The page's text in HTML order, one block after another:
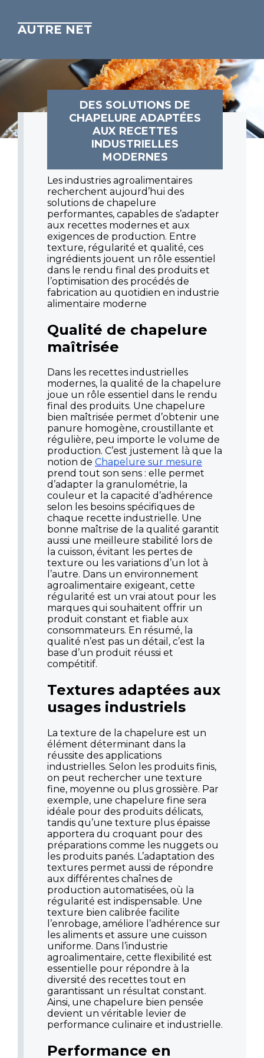
AUTRE NET
DES SOLUTIONS DE
CHAPELURE ADAPTÉES
AUX RECETTES
INDUSTRIELLES
MODERNES
Les industries agroalimentaires
recherchent aujourd’hui des
solutions de chapelure
performantes, capables de s’adapter
aux recettes modernes et aux
exigences de production. Entre
texture, régularité et qualité, ces
ingrédients jouent un rôle essentiel
dans le rendu final des produits et
l’optimisation des procédés de
fabrication au quotidien en industrie
alimentaire moderne
Qualité de chapelure
maîtrisée
Dans les recettes industrielles
modernes, la qualité de la chapelure
joue un rôle essentiel dans le rendu
final des produits. Une chapelure
bien maîtrisée permet d’obtenir une
panure homogène, croustillante et
régulière, peu importe le volume de
production. C’est justement là que la
notion de Chapelure sur mesure
prend tout son sens : elle permet
d’adapter la granulométrie, la
couleur et la capacité d’adhérence
selon les besoins spécifiques de
chaque recette industrielle. Une
bonne maîtrise de la qualité garantit
aussi une meilleure stabilité lors de
la cuisson, évitant les pertes de
texture ou les variations d’un lot à
l’autre. Dans un environnement
agroalimentaire exigeant, cette
régularité est un vrai atout pour les
marques qui souhaitent offrir un
produit constant et fiable aux
consommateurs. En résumé, la
qualité n’est pas un détail, c’est la
base d’un produit réussi et
compétitif.
Textures adaptées aux
usages industriels
La texture de la chapelure est un
élément déterminant dans la
réussite des applications
industrielles. Selon les produits finis,
on peut rechercher une texture
fine, moyenne ou plus grossière. Par
exemple, une chapelure fine sera
idéale pour des produits délicats,
tandis qu’une texture plus épaisse
apportera du croquant pour des
préparations comme les nuggets ou
les produits panés. L’adaptation des
textures permet aussi de répondre
aux différentes chaînes de
production automatisées, où la
régularité est indispensable. Une
texture bien calibrée facilite
l’enrobage, améliore l’adhérence sur
les aliments et assure une cuisson
uniforme. Dans l’industrie
agroalimentaire, cette flexibilité est
essentielle pour répondre à la
diversité des recettes tout en
garantissant un résultat constant.
Ainsi, une chapelure bien pensée
devient un véritable levier de
performance culinaire et industrielle.
Performance en